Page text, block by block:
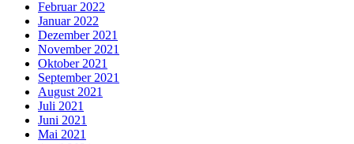
Februar 2022
Januar 2022
Dezember 2021
November 2021
Oktober 2021
September 2021
August 2021
Juli 2021
Juni 2021
Mai 2021